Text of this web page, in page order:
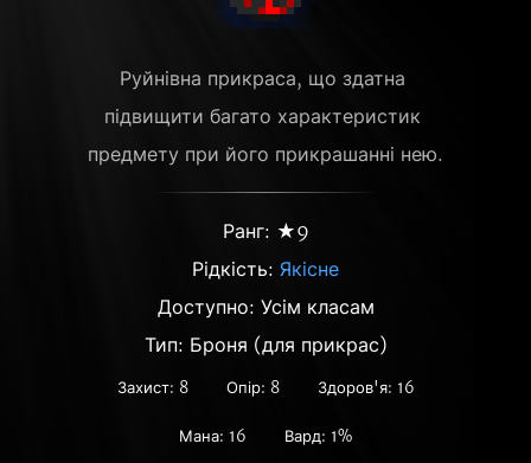
Руйнівна прикраса, що здатна
підвищити багато характеристик
предмету при його прикрашанні нею.
Ранг: ★9
Рідкість: Якісне
Доступно: Усім класам
Тип: Броня (для прикрас)
Захист: 8 Опір: 8 Здоров'я: 16
Мана: 16 Вард: 1%